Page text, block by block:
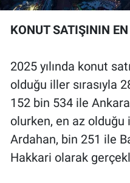
KONUT SATIŞININ
2025 yılında konut
olduğu iller sırasıyla
152 bin 534 ile
olurken, en az olduğu
Ardahan, bin 251 ile
Hakkari olarak